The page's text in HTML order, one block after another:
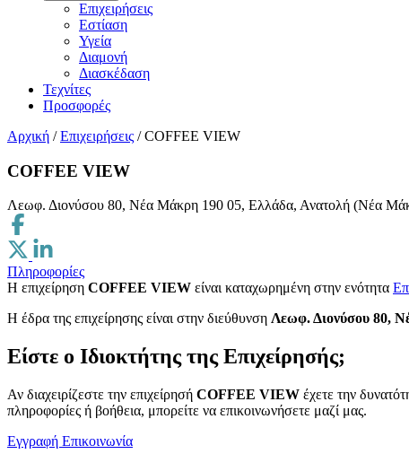
Επιχειρήσεις
Εστίαση
Υγεία
Διαμονή
Διασκέδαση
Τεχνίτες
Προσφορές
Αρχική / Επιχειρήσεις / COFFEE VIEW
COFFEE VIEW
Λεωφ. Διονύσου 80, Νέα Μάκρη 190 05, Ελλάδα, Ανατολή (Νέα
Πληροφορίες
Η επιχείρηση COFFEE VIEW είναι καταχωρημένη στην ενότητα
H έδρα της επιχείρησης είναι στην διεύθυνση Λεωφ. Διονύσου 80,
Είστε ο Ιδιοκτήτης της Επιχείρησής;
Αν διαχειρίζεστε την επιχείρησή COFFEE VIEW έχετε την
πληροφορίες ή βοήθεια, μπορείτε να επικοινωνήσετε μαζί μας.
Εγγραφή Επικοινωνία